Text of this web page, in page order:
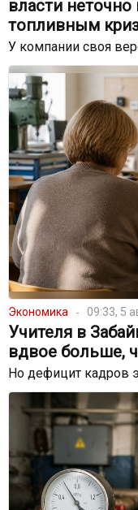
власти
топливным
У компании своя
Экономика 09:33, 5
Учителя в
вдвое больше,
Но дефицит кадров